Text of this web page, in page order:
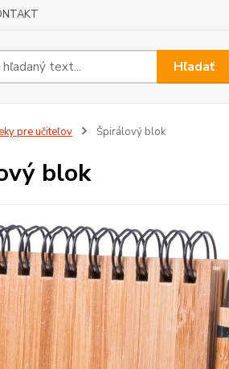
Hľadať
pre učiteľov Špirálový blok
blok